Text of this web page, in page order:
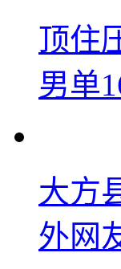
顶住
男单
大方
外网